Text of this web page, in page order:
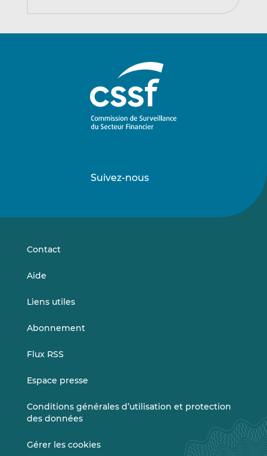
Suivez-nous
sursur
Contact
Aide
Liens utiles
Abonnement
Flux RSS
Espace presse
Conditions générales d’utilisation et protection
des données
Gérer les cookies